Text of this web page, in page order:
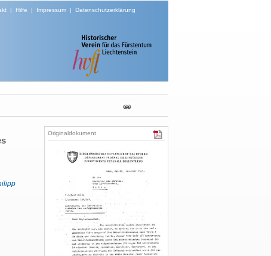
| Hilfe | Impressum| Datenschutzerklärung
Originaldokument